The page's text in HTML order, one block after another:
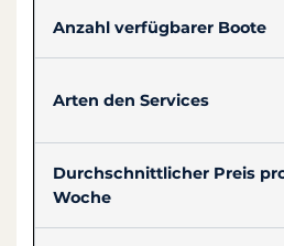
Anzahl verfügbarer Boote
Arten den Services
Durchschnittlicher Preis
Woche